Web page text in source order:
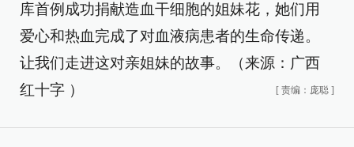
库首例成功捐献造血干细胞的姐妹花，她们用
爱心和热血完成了对血液病患者的生命传递。
让我们走进这对亲姐妹的故事。
（来源：广西
红十字 ）
[ 责编：庞聪 ]